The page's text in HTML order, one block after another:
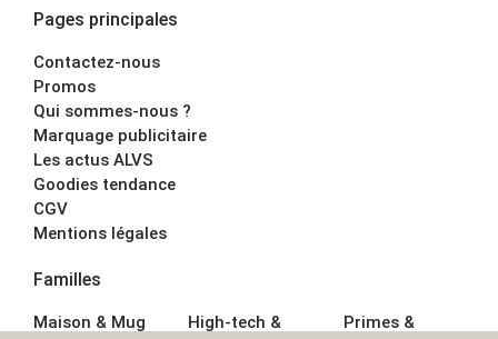
Pages principales
Contactez-nous
Promos
Qui sommes-nous ?
Marquage publicitaire
Les actus ALVS
Goodies tendance
CGV
Mentions légales
Familles
Maison & Mug
High-tech &
Primes &